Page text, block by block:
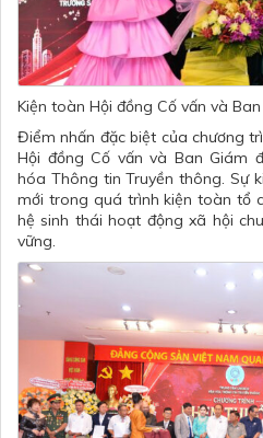
Kiện toàn Hội đồng Cố vấn và
Điểm nhấn đặc biệt của chương
Hội đồng Cố vấn và Ban Giám
hóa Thông tin Truyền thông. Sự
mới trong quá trình kiện toàn tổ
hệ sinh thái hoạt động xã hội
vững.